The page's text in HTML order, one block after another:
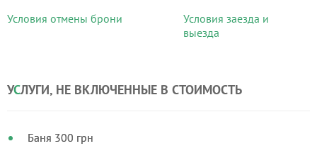
Условия отмены брони
Условия заезда и
выезда
УСЛУГИ, НЕ ВКЛЮЧЕННЫЕ В СТОИМОСТЬ
Баня 300 грн